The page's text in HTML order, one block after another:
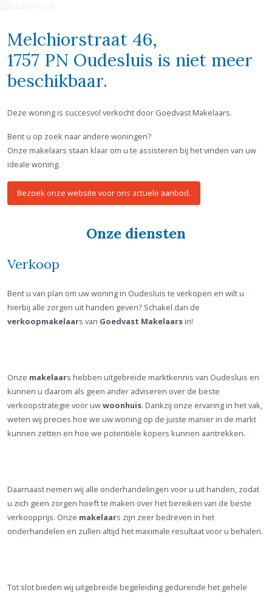
Melchiorstraat 46,
1757 PN Oudesluis is niet meer
beschikbaar.
Deze woning is succesvol verkocht door Goedvast Makelaars.
Bent u op zoek naar andere woningen?
Onze makelaars staan klaar om u te assisteren bij het vinden van uw
ideale woning.
Bezoek onze website voor ons actuele aanbod.
Onze diensten
Verkoop
Bent u van plan om uw woning in Oudesluis te verkopen en wilt u
hierbij alle zorgen uit handen geven? Schakel dan de
verkoopmakelaars van Goedvast Makelaars in!
Onze makelaars hebben uitgebreide marktkennis van Oudesluis en
kunnen u daarom als geen ander adviseren over de beste
verkoopstrategie voor uwwoonhuis. Dankzij onze ervaring in het vak,
weten wij precies hoe we uw woning op de juiste manier in de markt
kunnen zetten en hoe we potentiële kopers kunnen aantrekken.
Daarnaast nemen wij alle onderhandelingen voor u uit handen, zodat
u zich geen zorgen hoeft te maken over het bereiken van de beste
verkoopprijs. Onze makelaars zijn zeer bedreven in het
onderhandelen en zullen altijd het maximale resultaat voor u behalen.
Tot slot bieden wij uitgebreide begeleiding gedurende het gehele